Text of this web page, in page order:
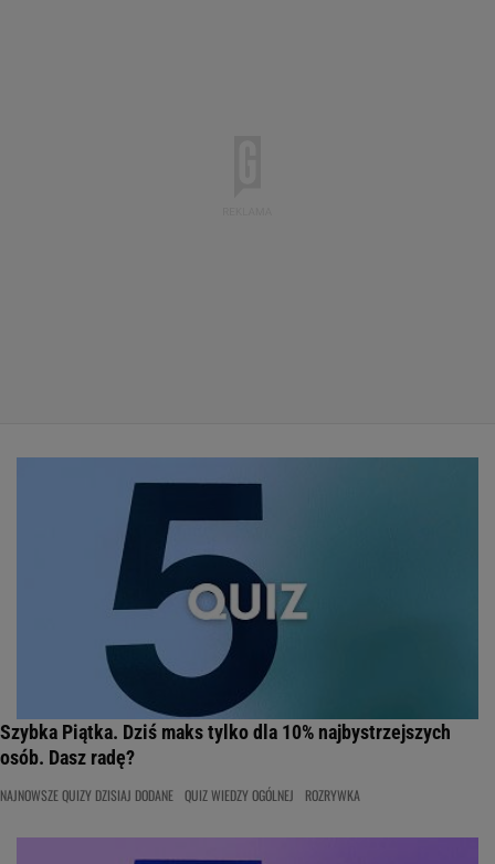
Szybka Piątka. Dziś maks tylko dla 10% najbystrzejszych
osób. Dasz radę?
NAJNOWSZE QUIZY DZISIAJ DODANE QUIZ WIEDZY OGÓLNEJ ROZRYWKA